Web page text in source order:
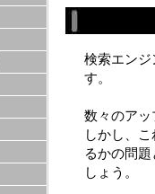
検索エン
す。
数々のアッ
しかし、
るかの問
しょう。